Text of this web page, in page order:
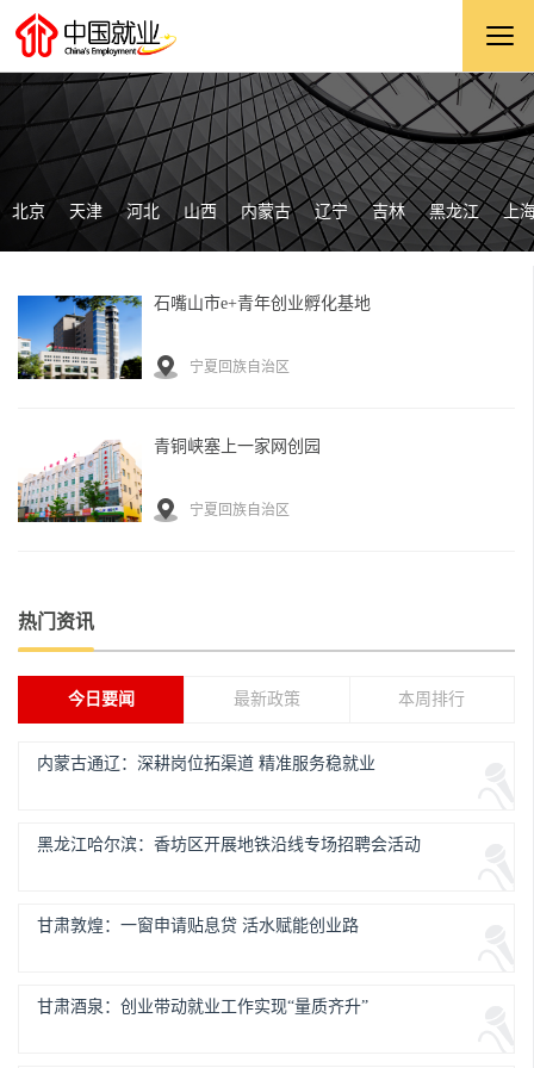
北京 天津 河北 山西 内蒙古 辽宁 吉林 黑龙江 上
石嘴山市e+青年创业孵化基地
宁夏回族自治区
青铜峡塞上一家网创园
宁夏回族自治区
热门资讯
今日要闻 最新政策 本周排行
内蒙古通辽：深耕岗位拓渠道 精准服务稳就业
黑龙江哈尔滨：香坊区开展地铁沿线专场招聘会活动
甘肃敦煌：一窗申请贴息贷 活水赋能创业路
甘肃酒泉：创业带动就业工作实现“量质齐升”